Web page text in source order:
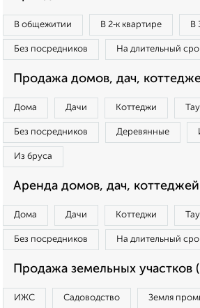
В общежитии В 2‑к квартире В
Без посредников На длительный
Продажа домов, дач,
Дома Дачи Коттеджи
Без посредников Деревянные
Из бруса
Аренда домов, дач, коттеджей
Дома Дачи Коттеджи
Без посредников На длительный
Продажа земельных участков
ИЖС Садоводство Земля